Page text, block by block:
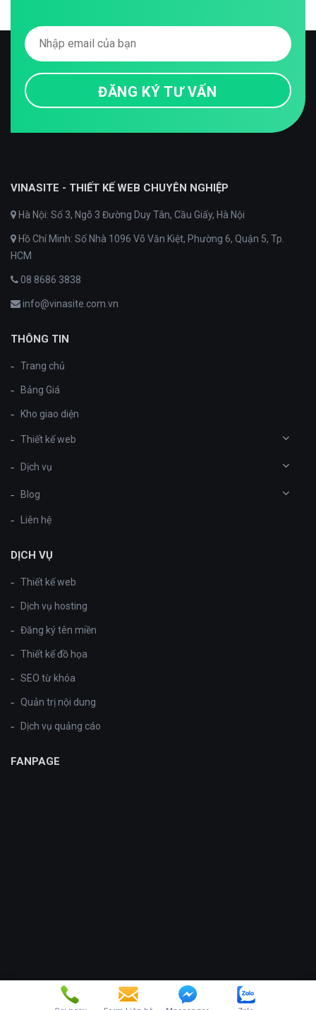
VINASITE - THIẾT KẾ WEB CHUYÊN NGHIỆP
Hà Nội: Số 3, Ngõ 3 Đường Duy Tân, Cầu Giấy, Hà Nội
Hồ Chí Minh: Số Nhà 1096 Võ Văn Kiệt, Phường 6, Quận 5, Tp.
HCM
08 8686 3838
info@vinasite.com.vn
THÔNG TIN
Trang chủ
Bảng Giá
Kho giao diện
Thiết kế web
Dịch vụ
Blog
Liên hệ
DỊCH VỤ
Thiết kế web
Dịch vụ hosting
Đăng ký tên miền
Thiết kế đồ họa
SEO từ khóa
Quản trị nội dung
Dịch vụ quảng cáo
FANPAGE
Copyright © vinasite.com.vn